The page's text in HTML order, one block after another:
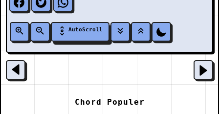
AutoScroll
Chord Populer